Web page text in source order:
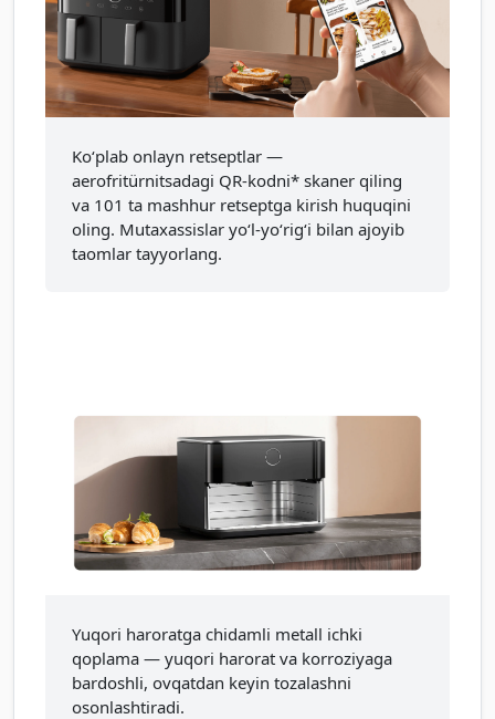
Ko‘plab onlayn retseptlar —
aerofritürnitsadagi QR-kodni* skaner qiling
va 101 ta mashhur retseptga kirish huquqini
oling. Mutaxassislar yo‘l-yo‘rig‘i bilan ajoyib
taomlar tayyorlang.
Yuqori haroratga chidamli metall ichki
qoplama — yuqori harorat va korroziyaga
bardoshli, ovqatdan keyin tozalashni
osonlashtiradi.